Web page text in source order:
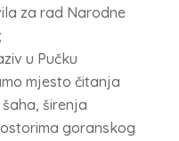
za rad Narodne
u Pučku
mjesto čitanja
širenja
goranskog